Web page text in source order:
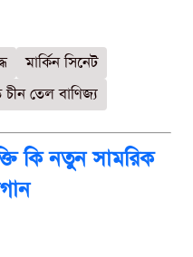
মার্কিন সিনেট
চীন তেল বাণিজ্য
কি নতুন সামরিক